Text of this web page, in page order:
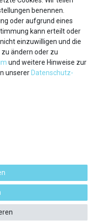
vorbehalten. Preise
zzgl.
Deutschlands
benennen.
oder aufgrund eines
kann erteilt oder
einzuwilligen und die
ändern oder zu
und weitere Hinweise zur
unserer Daten­schutz­